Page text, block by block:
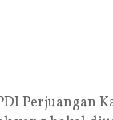
Perjuangan